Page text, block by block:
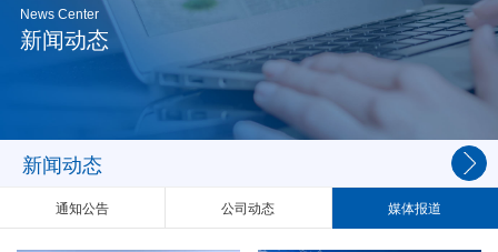
News Center
新闻动态
新闻动态
通知公告 公司动态 媒体报道
v
i
a
o
n